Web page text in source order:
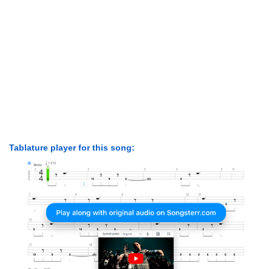
Tablature player for this song: